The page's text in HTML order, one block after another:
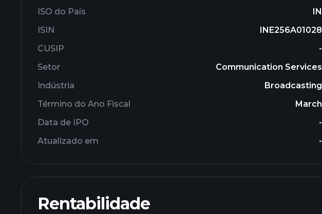
ISO do País
IN
ISIN
INE256A01028
CUSIP
-
Setor
Communication Services
Indústria
Broadcasting
Término do Ano Fiscal
March
Data de IPO
-
Atualizado em
-
Rentabilidade